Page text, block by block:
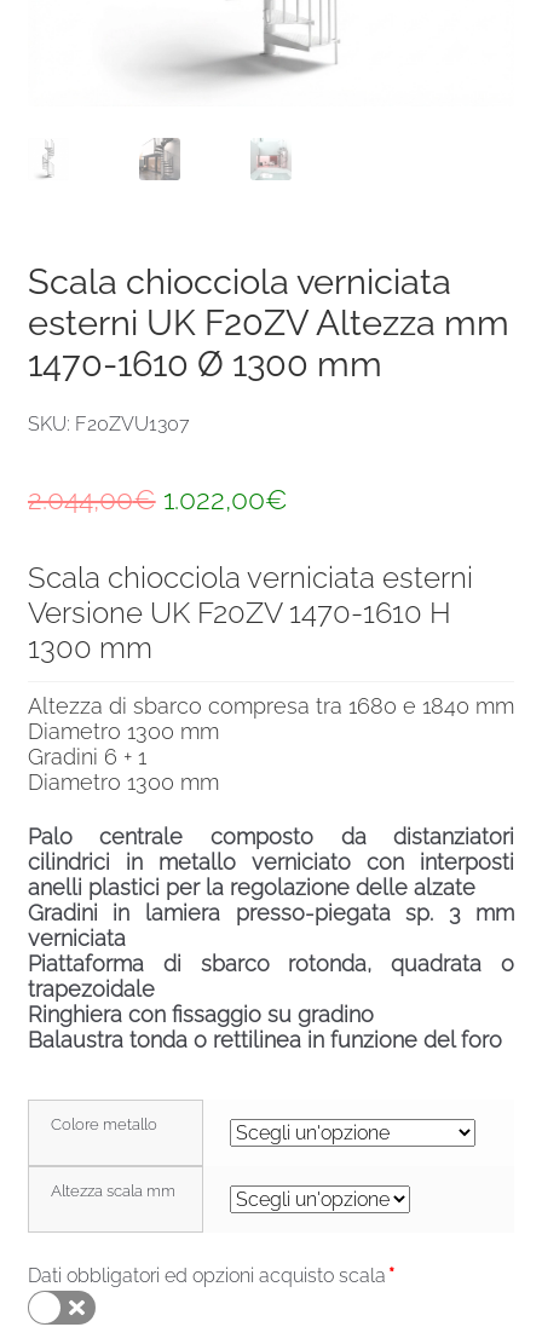
Scala chiocciola verniciata
esterni UK F20ZV Altezza mm
1470-1610 Ø 1300 mm
SKU: F20ZVU1307
2.044,00€ Il
originale
era:
1.022,00€Il
attuale
è:
Scala chiocciola verniciata esterni
Versione UK F20ZV 1470-1610 H
1300 mm
Altezza di sbarco compresa tra 1680 e 1840 mm
Diametro 1300 mm
Gradini 6 + 1
Diametro 1300 mm
Palo centrale composto da distanziatori
cilindrici in metallo verniciato con interposti
anelli plastici per la regolazione delle alzate
Gradini in lamiera presso-piegata sp. 3 mm
verniciata
Piattaforma di sbarco rotonda, quadrata o
trapezoidale
Ringhiera con fissaggio su gradino
Balaustra tonda o rettilinea in funzione del foro
Colore metallo
Altezza scala mm
Dati obbligatori ed opzioni acquisto scala *